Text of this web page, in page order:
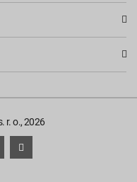
r. o., 2026